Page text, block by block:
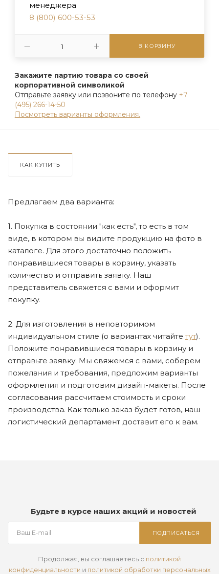
менеджера
8 (800) 600-53-53
В КОРЗИНУ
Закажите партию товара со своей
корпоративной символикой
Отправьте заявку или позвоните по телефону +7
(495) 266-14-50
Посмотреть варианты оформления.
КАК КУПИТЬ
Предлагаем два варианта:
1. Покупка в состоянии "как есть", то есть в том
виде, в котором вы видите продукцию на фото в
каталоге. Для этого достаточно положить
понравившиеся товары в корзину, указать
количество и отправить заявку. Наш
представитель свяжется с вами и оформит
покупку.
2. Для изготовления в неповторимом
индивидуальном стиле (о вариантах читайте тут).
Положите понравившиеся товары в корзину и
отправьте заявку. Мы свяжемся с вами, соберем
пожелания и требования, предложим варианты
оформления и подготовим дизайн-макеты. После
согласования рассчитаем стоимость и сроки
производства. Как только заказ будет готов, наш
логистический департамент доставит его к вам.
Будьте в курсе наших акций и новостей
ПОДПИСАТЬСЯ
Продолжая, вы соглашаетесь с политикой
конфиденциальности и политикой обработки персональных